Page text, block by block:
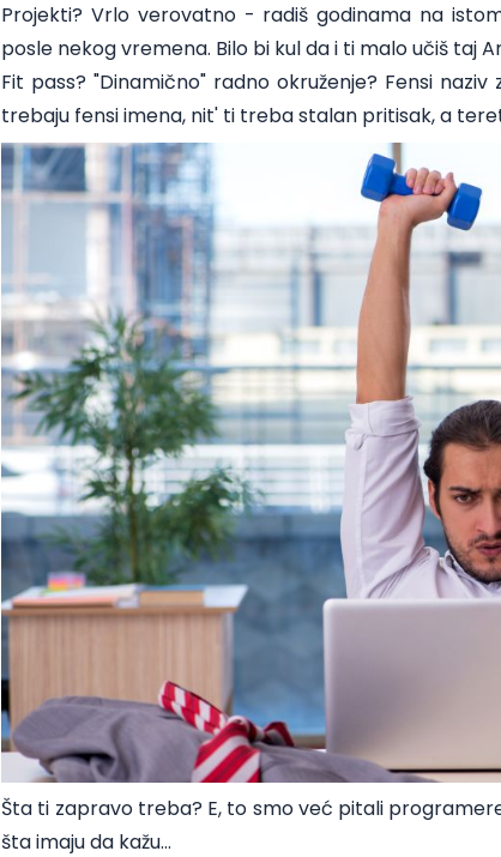
Projekti? Vrlo verovatno - radiš godinama na
posle nekog vremena. Bilo bi kul da i ti malo učiš taj
Fit pass? "Dinamično" radno okruženje? Fensi
trebaju fensi imena, nit' ti treba stalan pritisak, a
Šta ti zapravo treba? E, to smo već pitali
šta imaju da kažu…